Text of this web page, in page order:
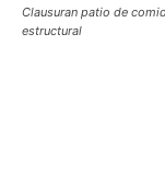
Clausuran patio de
estructural